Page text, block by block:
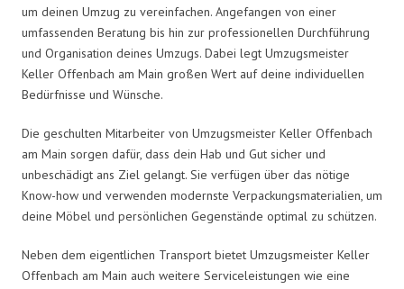
um deinen Umzug zu vereinfachen. Angefangen von einer
umfassenden Beratung bis hin zur professionellen Durchführung
und Organisation deines Umzugs. Dabei legt Umzugsmeister
Keller Offenbach am Main großen Wert auf deine individuellen
Bedürfnisse und Wünsche.
Die geschulten Mitarbeiter von Umzugsmeister Keller Offenbach
am Main sorgen dafür, dass dein Hab und Gut sicher und
unbeschädigt ans Ziel gelangt. Sie verfügen über das nötige
Know-how und verwenden modernste Verpackungsmaterialien, um
deine Möbel und persönlichen Gegenstände optimal zu schützen.
Neben dem eigentlichen Transport bietet Umzugsmeister Keller
Offenbach am Main auch weitere Serviceleistungen wie eine